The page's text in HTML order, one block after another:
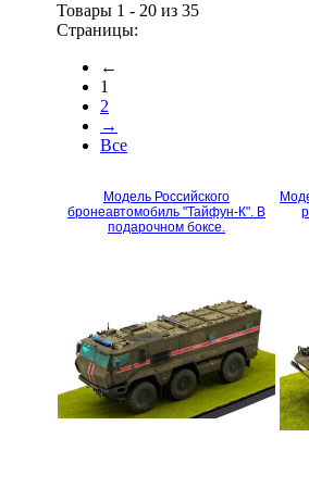
Товары 1 - 20 из 35
Страницы:
←
1
2
→
Все
Модель Российского
бронеавтомобиль "Тайфун-К". В
подарочном боксе.